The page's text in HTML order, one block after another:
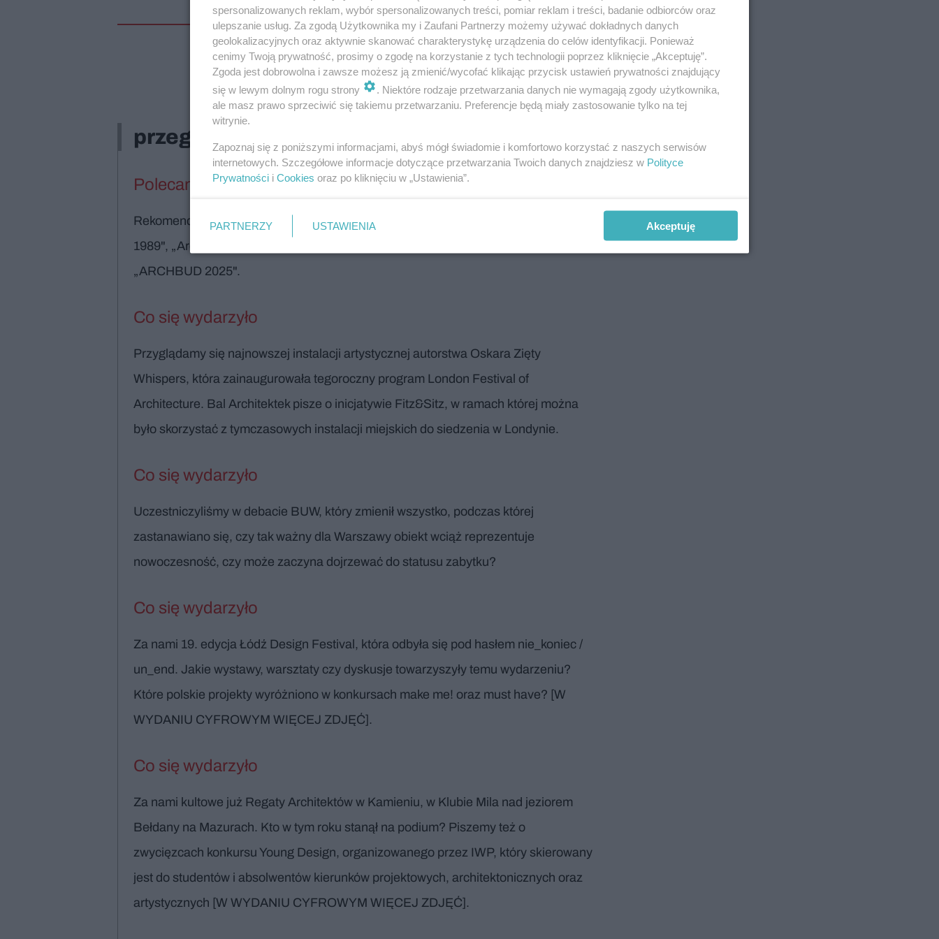
Spis treści Architektura 08/2025
przegląd
Polecamy
Rekomendujemy najciekawsze wydarzenia: wystawy „Czarnomorska utopia 1955-
1989", „Architektki", festiwal „Weekend Architektury w Gdyni" oraz konferencję
„ARCHBUD 2025".
Co się wydarzyło
Przyglądamy się najnowszej instalacji artystycznej autorstwa Oskara Zięty
Whispers, która zainaugurowała tegoroczny program London Festival of
Architecture. Bal Architektek pisze o inicjatywie Fitz&Sitz, w ramach której można
było skorzystać z tymczasowych instalacji miejskich do siedzenia w Londynie.
Co się wydarzyło
Uczestniczyliśmy w debacie BUW, który zmienił wszystko, podczas której
zastanawiano się, czy tak ważny dla Warszawy obiekt wciąż reprezentuje
nowoczesność, czy może zaczyna dojrzewać do statusu zabytku?
Co się wydarzyło
Za nami 19. edycja Łódź Design Festival, która odbyła się pod hasłem nie_koniec /
un_end. Jakie wystawy, warsztaty czy dyskusje towarzyszyły temu wydarzeniu?
Które polskie projekty wyróżniono w konkursach make me! oraz must have? [W
WYDANIU CYFROWYM WIĘCEJ ZDJĘĆ].
Co się wydarzyło
Za nami kultowe już Regaty Architektów w Kamieniu, w Klubie Mila nad jeziorem
Bełdany na Mazurach. Kto w tym roku stanął na podium? Piszemy też o
zwycięzcach konkursu Young Design, organizowanego przez IWP, który skierowany
jest do studentów i absolwentów kierunków projektowych, architektonicznych oraz
artystycznych [W WYDANIU CYFROWYM WIĘCEJ ZDJĘĆ].
spersonalizowanych reklam, wybór spersonalizowanych treści, pomiar reklam i treści, badanie odbiorców oraz
ulepszanie usług. Za zgodą Użytkownika my i Zaufani Partnerzy możemy używać dokładnych danych
geolokalizacyjnych oraz aktywnie skanować charakterystykę urządzenia do celów identyfikacji. Ponieważ
cenimy Twoją prywatność, prosimy o zgodę na korzystanie z tych technologii poprzez kliknięcie „Akceptuję”.
Zgoda jest dobrowolna i zawsze możesz ją zmienić/wycofać klikając przycisk ustawień prywatności znajdujący
się w lewym dolnym rogu strony
. Niektóre rodzaje przetwarzania danych nie wymagają zgody użytkownika,
ale masz prawo sprzeciwić się takiemu przetwarzaniu. Preferencje będą miały zastosowanie tylko na tej
witrynie.
Zapoznaj się z poniższymi informacjami, abyś mógł świadomie i komfortowo korzystać z naszych serwisów
internetowych. Szczegółowe informacje dotyczące przetwarzania Twoich danych znajdziesz w Polityce
Prywatności i Cookies oraz po kliknięciu w „Ustawienia”.
PARTNERZY USTAWIENIA Akceptuję